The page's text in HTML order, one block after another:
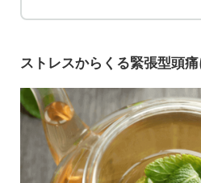
間に変わる
ストレスからくる緊張型頭痛